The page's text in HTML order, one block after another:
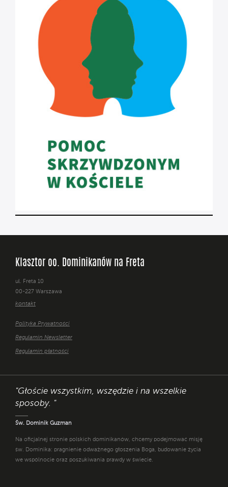
Klasztor oo. Dominikanów na Freta
ul. Freta 10
00-227 Warszawa
kontakt
Polityka Prywatności
Regulamin Newsletter
Regulamin płatności
"Głoście wszystkim, wszędzie i na wszelkie
sposoby. "
Św. Dominik Guzman
Na oficjalnej stronie polskich dominikanów, chcemy podejmować misję
św. Dominika: pragnienie odważnego głoszenia Boga, budowanie życia
we wspólnocie oraz poszukiwania prawdy w świecie.